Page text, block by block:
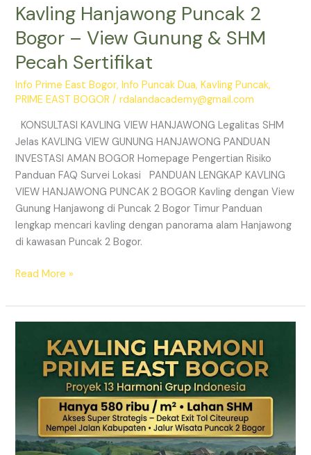
Kavling Hanjawong Puncak 2
Bogor – View Gunung & SHM
Pecah Sertifikat
Info Prime East Bogor,Info Puncak Dua,Kavling Puncak,
PRIME EAST BOGOR /rdalandacademy@gmail.com
KONSULTASI KAVLING VIEW HANJAWONG Legalitas SHM
Jelas KAVLING VIEW GUNUNG HANJAWONG PANDUAN
INVESTASI AMAN BOGOR Homepage Pengertian Risiko
Panduan FAQ Survei Lokasi PANDUAN LENGKAP KAVLING
VIEW HANJAWONG PUNCAK 2 BOGOR Kavling dengan View
Gunung Hanjawong di Puncak 2 Bogor Timur Panduan
lengkap mencari kavling dengan panorama alam Hanjawong
di kawasan Puncak 2 Bogor.
Read More »
Puncak
Jalur